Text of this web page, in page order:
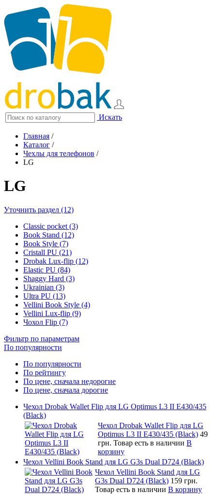
Искать
Главная /
Каталог /
Чехлы для телефонов /
LG
LG
Уточнить раздел (12)
Classic pocket (3)
Book Stand (12)
Book Style (7)
Cristall PU (21)
Drobak Lux-flip (12)
Elastic PU (84)
Shaggy Hard (3)
Ukrainian (3)
Ultra PU (13)
Vellini Book Style (4)
Vellini Lux-flip (9)
Чохол Flip (7)
Фильтр по параметрам
По популярности
По популярности
По рейтингу
По цене, сначала недорогие
По цене, сначала дорогие
Чехол Drobak Wallet Flip для LG Optimus L3 II E430/435
(Black)
Чехол Drobak Wallet Flip для LG
Optimus L3 II E430/435 (Black) 49
грн. Товар есть в наличии В
корзину
Чехол Vellini Book Stand для LG G3s Dual D724 (Black)
Чехол Vellini Book Stand для LG
G3s Dual D724 (Black) 159 грн.
Товар есть в наличии В корзину